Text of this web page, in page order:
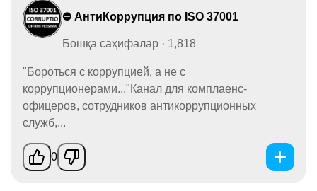
⛔️ АнтиКоррупция по ISO 37001
Бошқа саҳифалар · 1,818
"Бороться с коррупцией, а не с
коррупционерами..."Канал для комплаенс-
офицеров, сотрудников антикоррупционных
служб,...
0